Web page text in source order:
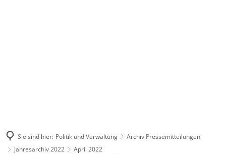
Sie sind hier: Politik und Verwaltung
Archiv Pressemitteilungen
Jahresarchiv 2022
April 2022